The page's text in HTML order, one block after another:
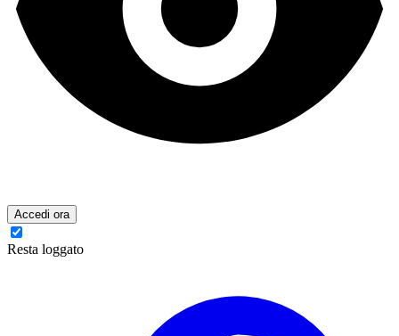
Accedi ora
Resta loggato